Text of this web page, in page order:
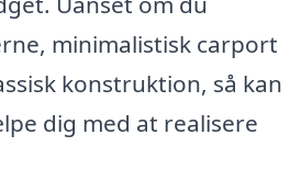
minimalistisk carport
konstruktion, så kan
dig med at realisere